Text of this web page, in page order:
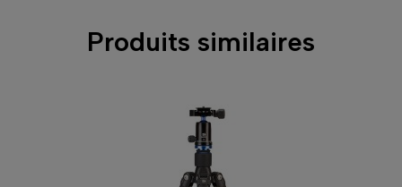
Produits similaires